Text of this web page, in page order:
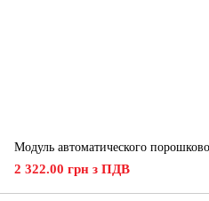
Модуль автоматического
2 322.00 грн з ПДВ